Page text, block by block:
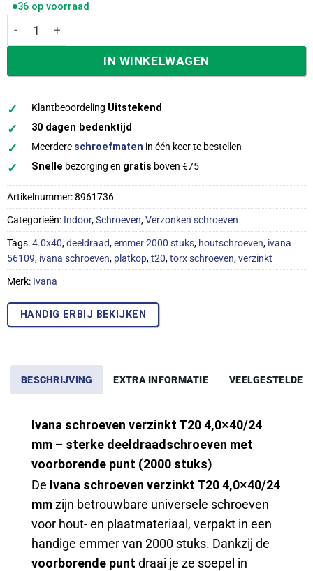
36 op voorraad
Emmer Ivana Indoor Schroeven verzinkt Platkop met
IN WINKELWAGEN
✓ Klantbeoordeling Uitstekend
✓ 30 dagen bedenktijd
✓ Meerdere schroefmaten in één keer te bestellen
✓ Snelle bezorging en gratis boven €75
Artikelnummer:8961736
Categorieën: Indoor,Schroeven,Verzonken schroeven
Tags:4.0x40,deeldraad,emmer 2000 stuks, houtschroeven, ivana
56109, ivana schroeven, platkop,t20,torx schroeven,verzinkt
Merk: Ivana
HANDIG ERBIJ BEKIJKEN
BESCHRIJVING EXTRA INFORMATIE VEELGESTELDE
Ivana schroeven verzinkt T20 4,0×40/24
mm – sterke deeldraadschroeven met
voorborende punt (2000 stuks)
De Ivana schroeven verzinkt T20 4,0×40/24
mmzijn betrouwbare universele schroeven
voor hout- en plaatmateriaal, verpakt in een
handige emmer van 2000 stuks. Dankzij de
voorborende punt draai je ze soepel in